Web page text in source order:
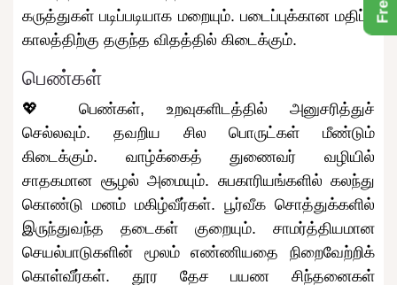
கருத்துகள் படிப்படியாக மறையும். படைப்புக்கான மதிப்பு
காலத்திற்கு தகுந்த விதத்தில் கிடைக்கும்.
பெண்கள்
💖 பெண்கள், உறவுகளிடத்தில் அனுசரித்துச்
செல்லவும். தவறிய சில பொருட்கள் மீண்டும்
கிடைக்கும். வாழ்க்கைத் துணைவர் வழியில்
சாதகமான சூழல் அமையும். சுபகாரியங்களில் கலந்து
கொண்டு மனம் மகிழ்வீர்கள். பூர்வீக சொத்துக்களில்
இருந்துவந்த தடைகள் குறையும். சாமர்த்தியமான
செயல்பாடுகளின் மூலம் எண்ணியதை நிறைவேற்றிக்
கொள்வீர்கள். தூர தேச பயண சிந்தனைகள்